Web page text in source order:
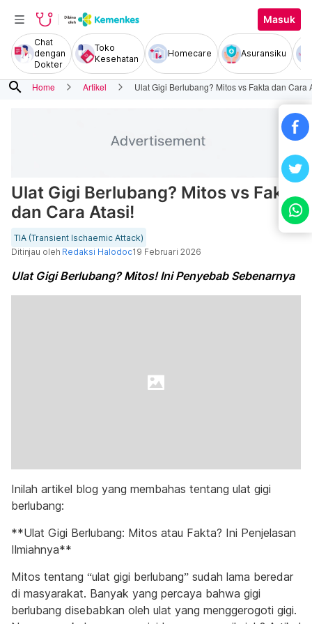
Masuk
Chat
dengan
Dokter
Toko
Kesehatan
Homecare Asuransiku
search Home Artikel Ulat Gigi Berlubang? Mitos vs Fakta dan Cara
Ulat Gigi Berlubang? Mitos vs Fakta
dan Cara Atasi!
TIA (Transient Ischaemic Attack)
Ditinjau oleh Redaksi Halodoc19 Februari 2026
Ulat Gigi Berlubang? Mitos! Ini Penyebab Sebenarnya
Inilah artikel blog yang membahas tentang ulat gigi
berlubang:
**Ulat Gigi Berlubang: Mitos atau Fakta? Ini Penjelasan
Ilmiahnya**
Mitos tentang “ulat gigi berlubang” sudah lama beredar
di masyarakat. Banyak yang percaya bahwa gigi
berlubang disebabkan oleh ulat yang menggerogoti gigi.